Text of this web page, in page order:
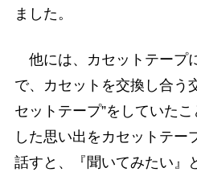
ました。
他には、カセットテープ
で、カセットを交換し合う
セットテープ”をしていた
した思い出をカセットテー
話すと、『聞いてみたい』